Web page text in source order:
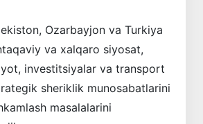
Ozarbayjon va Turkiya
va xalqaro siyosat,
investitsiyalar va transport
sheriklik munosabatlarini
masalalarini